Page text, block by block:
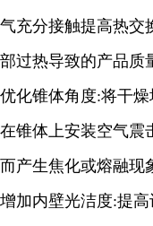
气充分接触提高热交
部过热导致的产品质
优化锥体角度:将干
在锥体上安装空气震
而产生焦化或熔融现
增加内壁光洁度:提